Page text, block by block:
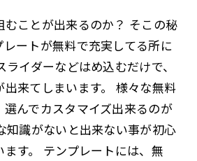
ことが出来るのか？ そこの秘
ートが無料で充実してる所に
イダーなどはめ込むだけで、
来てしまいます。 様々な無料
んでカスタマイズ出来るのが
知識がないと出来ない事が初心
す。 テンプレートには、無